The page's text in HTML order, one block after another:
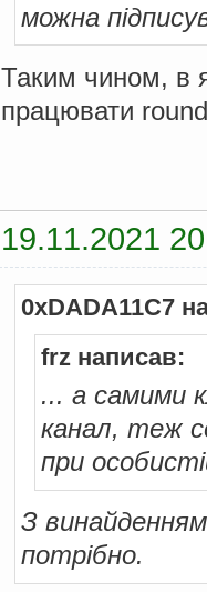
можна
Таким чином, в
працювати
19.11.2021
0xDADA11C7
frz написав:
... а самими
канал, теж
при
З
потрібно.